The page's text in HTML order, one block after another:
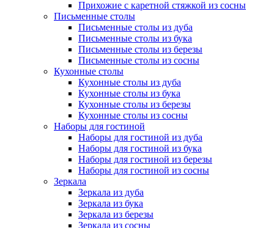
Прихожие с каретной стяжкой из сосны
Письменные столы
Письменные столы из дуба
Письменные столы из бука
Письменные столы из березы
Письменные столы из сосны
Кухонные столы
Кухонные столы из дуба
Кухонные столы из бука
Кухонные столы из березы
Кухонные столы из сосны
Наборы для гостиной
Наборы для гостиной из дуба
Наборы для гостиной из бука
Наборы для гостиной из березы
Наборы для гостиной из сосны
Зеркала
Зеркала из дуба
Зеркала из бука
Зеркала из березы
Зеркала из сосны